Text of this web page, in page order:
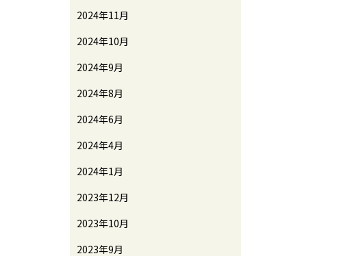
2024年11月
2024年10月
2024年9月
2024年8月
2024年6月
2024年4月
2024年1月
2023年12月
2023年10月
2023年9月